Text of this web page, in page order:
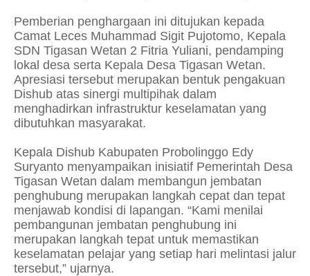
Pemberian penghargaan ini ditujukan kepada
Camat Leces Muhammad Sigit Pujotomo, Kepala
SDN Tigasan Wetan 2 Fitria Yuliani, pendamping
lokal desa serta Kepala Desa Tigasan Wetan.
Apresiasi tersebut merupakan bentuk pengakuan
Dishub atas sinergi multipihak dalam
menghadirkan infrastruktur keselamatan yang
dibutuhkan masyarakat.
Kepala Dishub Kabupaten Probolinggo Edy
Suryanto menyampaikan inisiatif Pemerintah Desa
Tigasan Wetan dalam membangun jembatan
penghubung merupakan langkah cepat dan tepat
menjawab kondisi di lapangan. “Kami menilai
pembangunan jembatan penghubung ini
merupakan langkah tepat untuk memastikan
keselamatan pelajar yang setiap hari melintasi jalur
tersebut,” ujarnya.